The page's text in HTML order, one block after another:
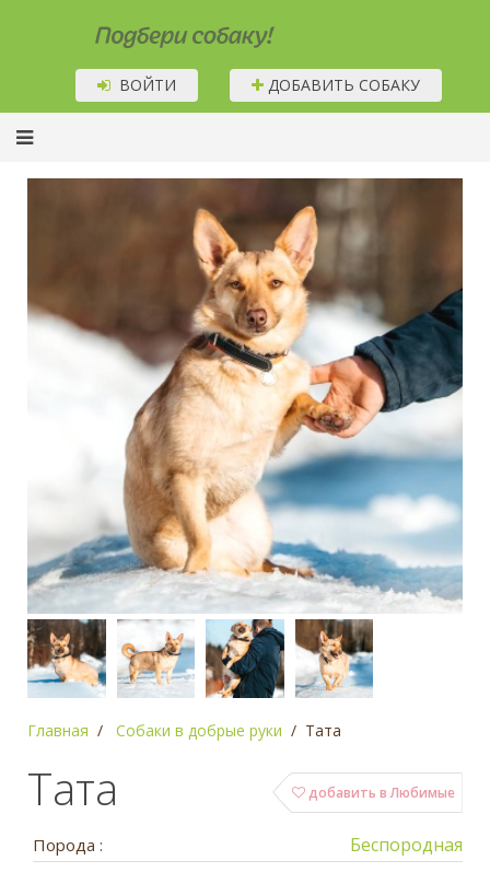
Подбери собаку!
ВОЙТИ ДОБАВИТЬ СОБАКУ
Главная Собаки в добрые руки Тата
добавить в Любимые
Тата
Порода : Беспородная